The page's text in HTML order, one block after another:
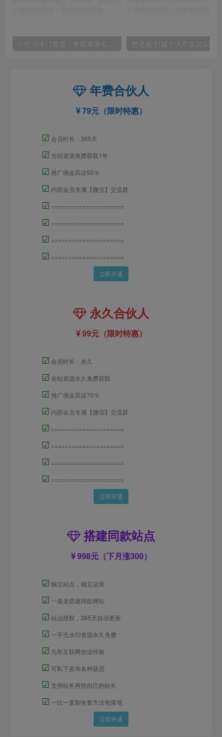
小红书冷门赛道，教师寒暑假项目，多种连环套的变现方式，还能矩阵操作放大收益【揭秘】
年费合伙人
79元（限时特惠）
☑ 会员时长：365天
☑ 全站资源免费获取1年
☑ 推广佣金高达50％
☑ 内部会员专属【微信】交流群
☑ =====================
☑ =====================
☑ =====================
☑ =====================
立即开通
永久合伙人
99元（限时特惠）
☑ 会员时长：永久
☑ 全站资源永久免费获取
☑ 推广佣金高达70％
☑ 内部会员专属【微信】交流群
☑ =====================
☑ =====================
☑ =====================
☑ =====================
立即开通
搭建同款站点
998元（下月涨300）
☑ 独立站点，独立运营
☑ 一条龙搭建同款网站
☑ 站点授权，365天自动更新
☑ 一手无水印资源永久免费
☑ 九年互联网创业经验
☑ 可私下咨询各种疑惑
☑ 支持站长再招自己的站长
☑ 一比一复制全套方法包落地
立即开通